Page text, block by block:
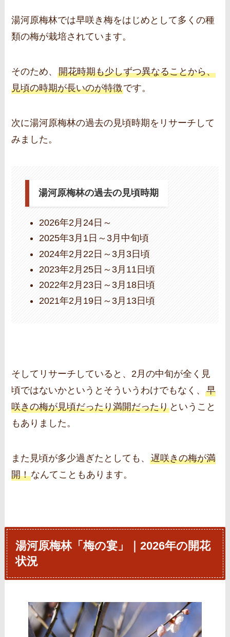
湯河原梅林では早咲き梅をはじめとして多くの種
類の梅が栽培されています。
そのため、開花時期も少しずつ異なることから、
見頃の時期が長いのが特徴です。
次に湯河原梅林の過去の見頃時期をリサーチして
みました。
湯河原梅林の過去の見頃時期
2026年2月24日～
2025年3月1日～3月中旬頃
2024年2月22日～3月3日頃
2023年2月25日～3月11日頃
2022年2月23日～3月18日頃
2021年2月19日～3月13日頃
そしてリサーチしていると、2月の中旬が全く見
頃ではないかというとそういうわけでもなく、早
咲きの梅が見頃だったり満開だったり ということ
もありました。
また見頃が多少過ぎたとしても、遅咲きの梅が満
開！なんてこともあります。
湯河原梅林「梅の宴」｜2026年の開花
状況